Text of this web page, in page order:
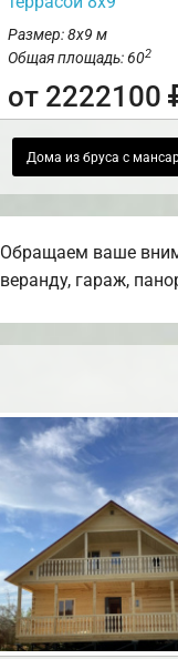
Размер: 8х9 м
Общая площадь: 602
от 2222100
Дома из бруса с
Обращаем ваше
веранду, гараж,